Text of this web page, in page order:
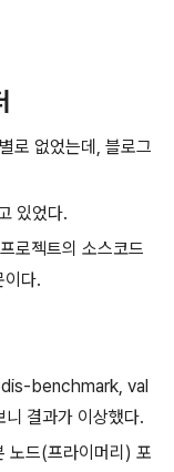
로 없었는데, 블로그
있었다.
로젝트의 소스코드
이다.
benchmark, val
결과가 이상했다.
노드(프라이머리) 포